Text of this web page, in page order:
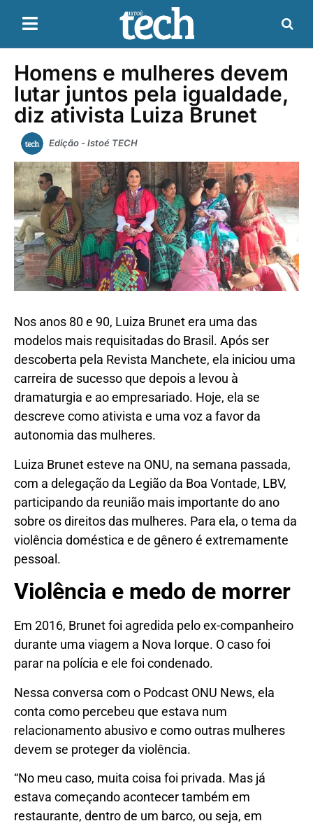
Homens e mulheres devem
lutar juntos pela igualdade,
diz ativista Luiza Brunet
Edição - Istoé TECH
Nos anos 80 e 90, Luiza Brunet era uma das
modelos mais requisitadas do Brasil. Após ser
descoberta pela Revista Manchete, ela iniciou uma
carreira de sucesso que depois a levou à
dramaturgia e ao empresariado. Hoje, ela se
descreve como ativista e uma voz a favor da
autonomia das mulheres.
Luiza Brunet esteve na ONU, na semana passada,
com a delegação da Legião da Boa Vontade, LBV,
participando da reunião mais importante do ano
sobre os direitos das mulheres. Para ela, o tema da
violência doméstica e de gênero é extremamente
pessoal.
Violência e medo de morrer
Em 2016, Brunet foi agredida pelo ex-companheiro
durante uma viagem a Nova Iorque. O caso foi
parar na polícia e ele foi condenado.
Nessa conversa com o Podcast ONU News, ela
conta como percebeu que estava num
relacionamento abusivo e como outras mulheres
devem se proteger da violência.
“No meu caso, muita coisa foi privada. Mas já
estava começando acontecer também em
restaurante, dentro de um barco, ou seja, em